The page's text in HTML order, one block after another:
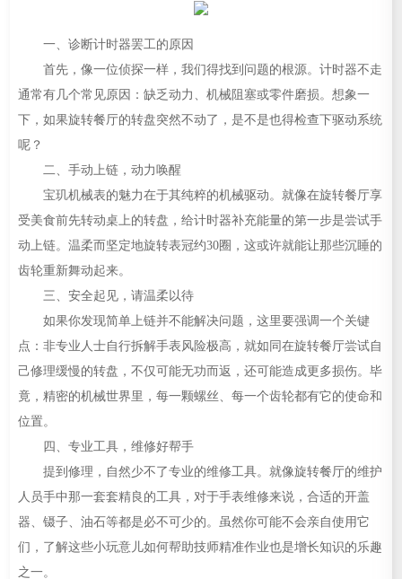
一、诊断计时器罢工的原因
首先，像一位侦探一样，我们得找到问题的根源。计时器不走
通常有几个常见原因：缺乏动力、机械阻塞或零件磨损。想象一
下，如果旋转餐厅的转盘突然不动了，是不是也得检查下驱动系统
呢？
二、手动上链，动力唤醒
宝玑机械表的魅力在于其纯粹的机械驱动。就像在旋转餐厅享
受美食前先转动桌上的转盘，给计时器补充能量的第一步是尝试手
动上链。温柔而坚定地旋转表冠约30圈，这或许就能让那些沉睡的
齿轮重新舞动起来。
三、安全起见，请温柔以待
如果你发现简单上链并不能解决问题，这里要强调一个关键
点：非专业人士自行拆解手表风险极高，就如同在旋转餐厅尝试自
己修理缓慢的转盘，不仅可能无功而返，还可能造成更多损伤。毕
竟，精密的机械世界里，每一颗螺丝、每一个齿轮都有它的使命和
位置。
四、专业工具，维修好帮手
提到修理，自然少不了专业的维修工具。就像旋转餐厅的维护
人员手中那一套套精良的工具，对于手表维修来说，合适的开盖
器、镊子、油石等都是必不可少的。虽然你可能不会亲自使用它
们，了解这些小玩意儿如何帮助技师精准作业也是增长知识的乐趣
之一。